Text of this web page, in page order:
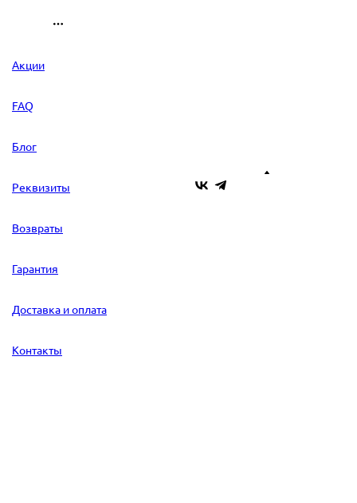
Акции
FAQ
Блог
Реквизиты
Возвраты
Гарантия
Доставка и оплата
Контакты